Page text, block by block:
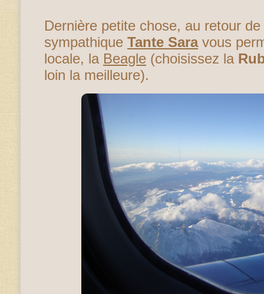
Dernière petite chose, au retour
sympathique Tante Saravous
locale, la Beagle (choisissez la
loin la meilleure).